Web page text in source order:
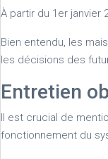
À partir du 1er
Bien entendu, les
les décisions des
Entretien
Il est crucial de
fonctionnement du